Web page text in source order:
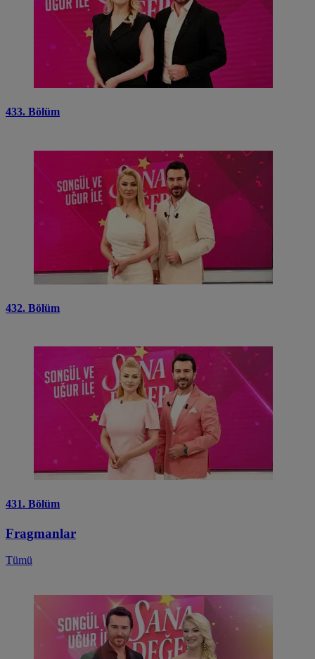
433. Bölüm
432. Bölüm
431. Bölüm
Fragmanlar
Tümü